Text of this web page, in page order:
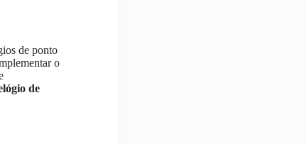
de ponto
o
de